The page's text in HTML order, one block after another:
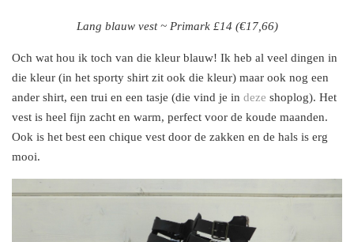
Lang blauw vest ~ Primark £14 (€17,66)
Och wat hou ik toch van die kleur blauw! Ik heb al veel dingen in
die kleur (in het sporty shirt zit ook die kleur) maar ook nog een
ander shirt, een trui en een tasje (die vind je in deze shoplog). Het
vest is heel fijn zacht en warm, perfect voor de koude maanden.
Ook is het best een chique vest door de zakken en de hals is erg
mooi.